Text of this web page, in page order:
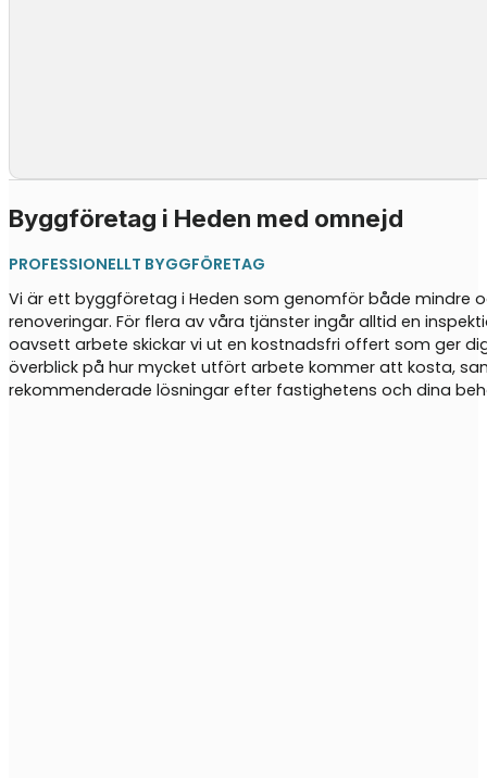
Byggföretag i Heden med omnejd
PROFESSIONELLT BYGGFÖRETAG
Vi är ett byggföretag i Heden som genomför både mindre
renoveringar. För flera av våra tjänster ingår alltid en
oavsett arbete skickar vi ut en kostnadsfri offert som ger
överblick på hur mycket utfört arbete kommer att kosta,
rekommenderade lösningar efter fastighetens och dina